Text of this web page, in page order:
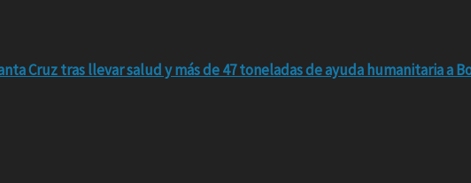
Cruz tras llevar salud y más de 47 toneladas de ayuda humanitaria a